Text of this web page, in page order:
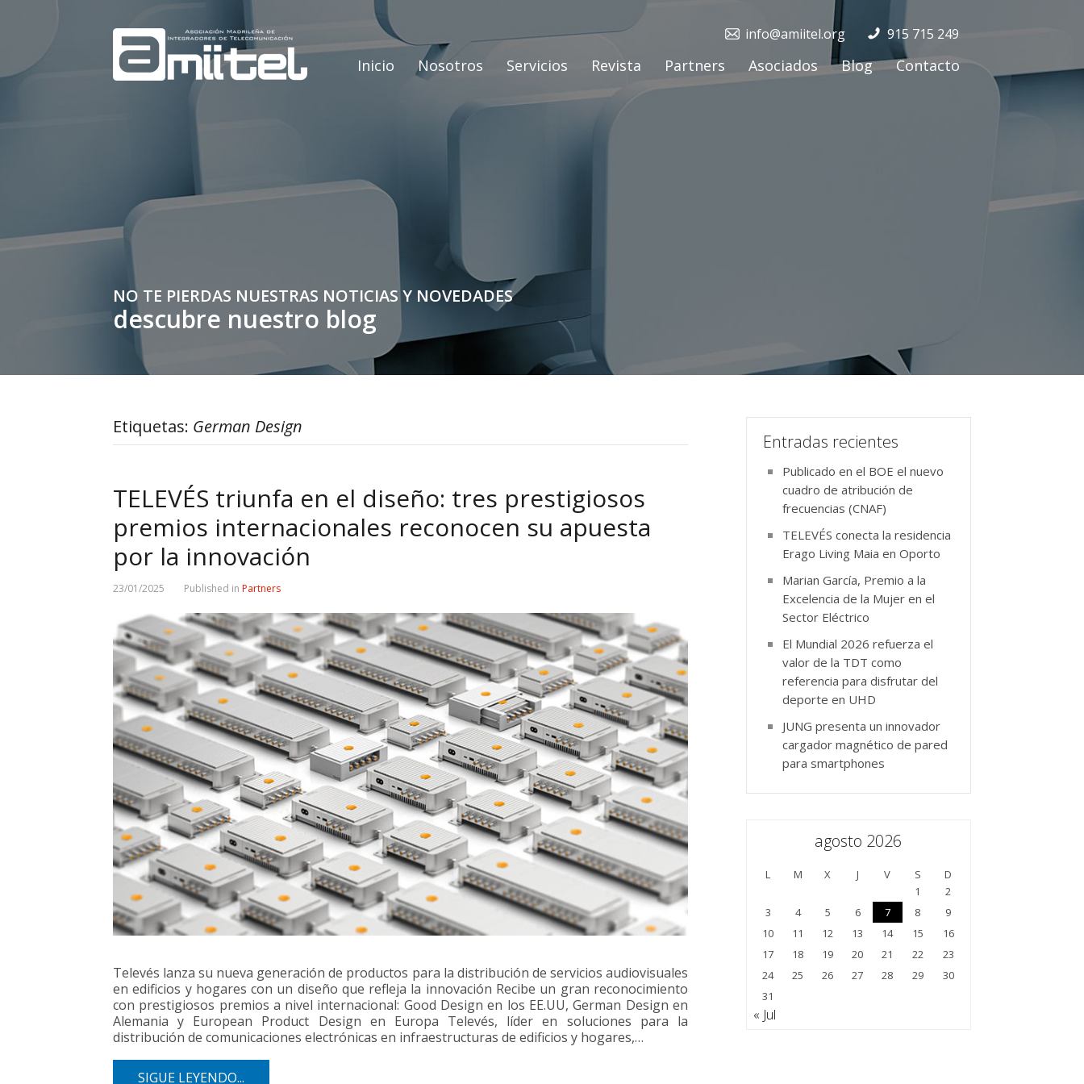
915 715 249
info@amiitel.org
Inicio Nosotros Servicios Revista Partners Asociados Blog Contacto
NO TE PIERDAS NUESTRAS NOTICIAS Y NOVEDADES
descubre nuestro blog
Etiquetas: German Design
TELEVÉS triunfa en el diseño: tres prestigiosos
premios internacionales reconocen su apuesta
por la innovación
23/01/2025 Published in Partners
Televés lanza su nueva generación de productos para la distribución de servicios audiovisuales
en edificios y hogares con un diseño que refleja la innovación Recibe un gran reconocimiento
con prestigiosos premios a nivel internacional: Good Design en los EE.UU, German Design en
Alemania y European Product Design en Europa Televés, líder en soluciones para la
distribución de comunicaciones electrónicas en infraestructuras de edificios y hogares,…
SIGUE LEYENDO...
Entradas recientes
Publicado en el BOE el nuevo
cuadro de atribución de
frecuencias (CNAF)
TELEVÉS conecta la residencia
Erago Living Maia en Oporto
Marian García, Premio a la
Excelencia de la Mujer en el
Sector Eléctrico
El Mundial 2026 refuerza el
valor de la TDT como
referencia para disfrutar del
deporte en UHD
JUNG presenta un innovador
cargador magnético de pared
para smartphones
agosto 2026
L M X J V S
D
1
2
3
4 5 6 7 8
9
10
11 12 13 14 15
16
17
18 19 20 21 22
23
24
25 26 27 28 29
30
31
« Jul